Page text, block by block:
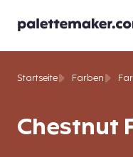
Chestnut
Startseite Farben